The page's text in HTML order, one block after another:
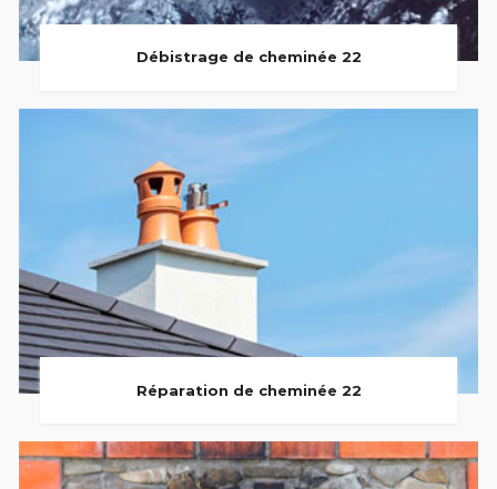
Débistrage de cheminée 22
Réparation de cheminée 22